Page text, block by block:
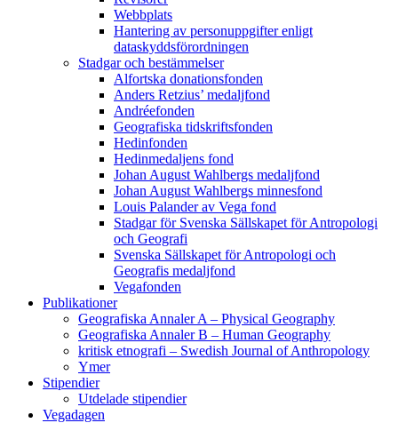
Webbplats
Hantering av personuppgifter enligt
dataskyddsförordningen
Stadgar och bestämmelser
Alfortska donationsfonden
Anders Retzius’ medaljfond
Andréefonden
Geografiska tidskriftsfonden
Hedinfonden
Hedinmedaljens fond
Johan August Wahlbergs medaljfond
Johan August Wahlbergs minnesfond
Louis Palander av Vega fond
Stadgar för Svenska Sällskapet för Antropologi
och Geografi
Svenska Sällskapet för Antropologi och
Geografis medaljfond
Vegafonden
Publikationer
Geografiska Annaler A – Physical Geography
Geografiska Annaler B – Human Geography
kritisk etnografi – Swedish Journal of Anthropology
Ymer
Stipendier
Utdelade stipendier
Vegadagen